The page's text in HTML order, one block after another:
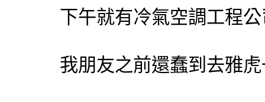
下午就有冷氣空調工程
我朋友之前還蠢到去雅